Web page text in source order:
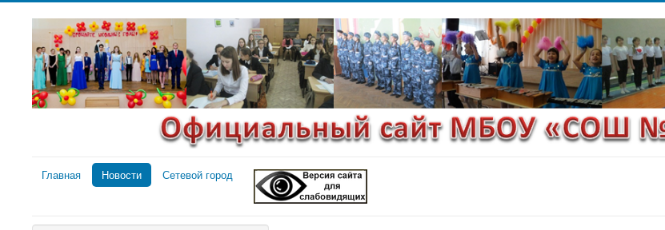
Главная Новости Сетевой город